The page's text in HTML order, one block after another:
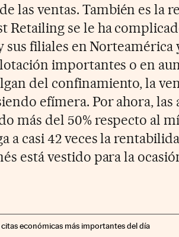
las ventas. También es la
Retailing se le ha
sus filiales en Norteamérica
importantes o en
del confinamiento, la
efímera. Por ahora, las
más del 50% respecto al
a casi 42 veces la
está vestido para la
económicas más importantes del día